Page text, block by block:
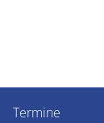
Termine